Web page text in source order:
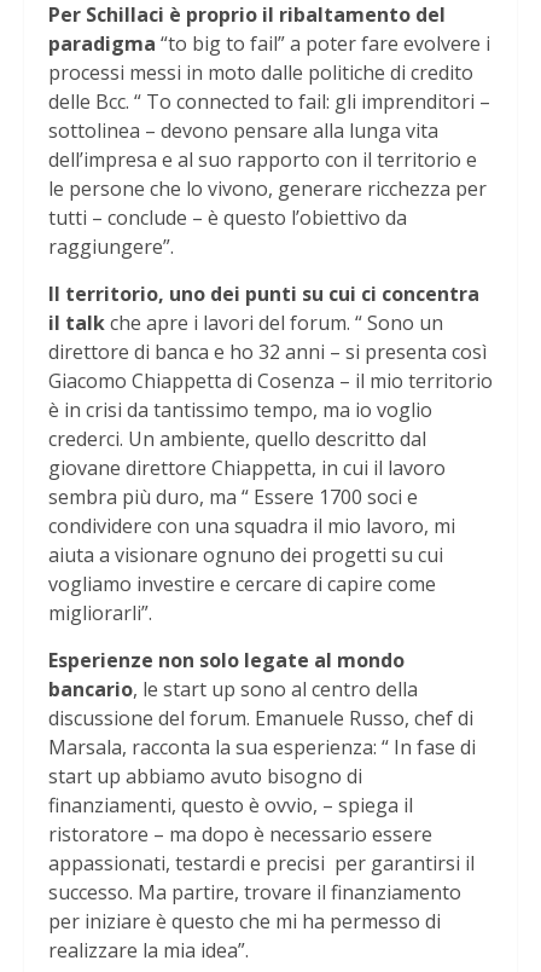
Per Schillaci è proprio il ribaltamento del
paradigma “to big to fail” a poter fare evolvere i
processi messi in moto dalle politiche di credito
delle Bcc. “ To connected to fail: gli imprenditori –
sottolinea – devono pensare alla lunga vita
dell’impresa e al suo rapporto con il territorio e
le persone che lo vivono, generare ricchezza per
tutti – conclude – è questo l’obiettivo da
raggiungere”.
Il territorio, uno dei punti su cui ci concentra
il talkche apre i lavori del forum. “ Sono un
direttore di banca e ho 32 anni – si presenta così
Giacomo Chiappetta di Cosenza – il mio territorio
è in crisi da tantissimo tempo, ma io voglio
crederci. Un ambiente, quello descritto dal
giovane direttore Chiappetta, in cui il lavoro
sembra più duro, ma “ Essere 1700 soci e
condividere con una squadra il mio lavoro, mi
aiuta a visionare ognuno dei progetti su cui
vogliamo investire e cercare di capire come
migliorarli”.
Esperienze non solo legate al mondo
bancario, le start up sono al centro della
discussione del forum. Emanuele Russo, chef di
Marsala, racconta la sua esperienza: “ In fase di
start up abbiamo avuto bisogno di
finanziamenti, questo è ovvio, – spiega il
ristoratore – ma dopo è necessario essere
appassionati, testardi e precisi per garantirsi il
successo. Ma partire, trovare il finanziamento
per iniziare è questo che mi ha permesso di
realizzare la mia idea”.